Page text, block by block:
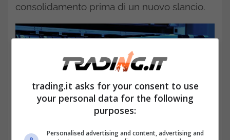
consolidamento prima di un nuovo slancio.
trading.it asks for your consent to use
your personal data for the following
purposes:
Personalised advertising and content, advertising and